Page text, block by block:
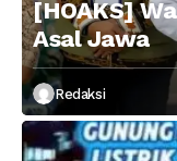
[HOAKS]
Asal Jawa
Redaksi